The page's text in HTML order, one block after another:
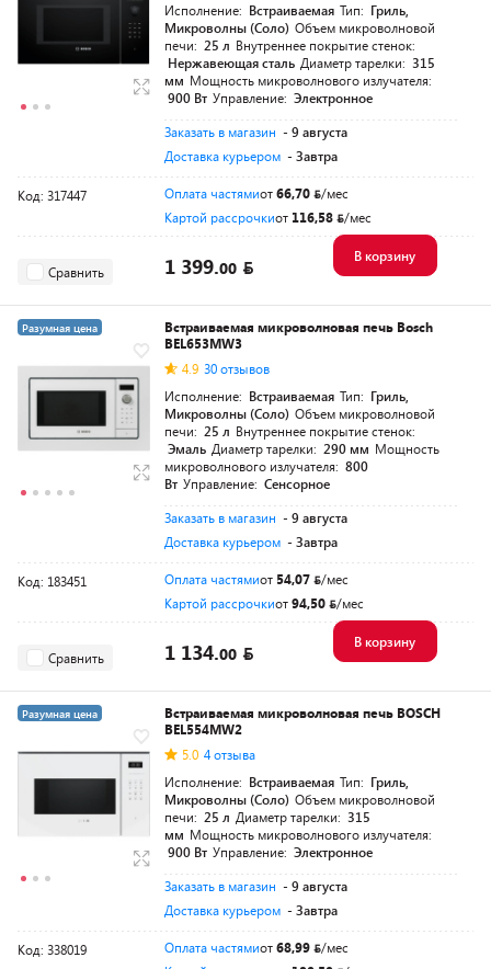
Исполнение: Встраиваемая Тип: Гриль,
Микроволны (Соло) Объем микроволновой
печи: 25 л Внутреннее покрытие стенок:
Нержавеющая сталь Диаметр тарелки: 315
мм Мощность микроволнового излучателя:
900 Вт Управление: Электронное
Заказать в магазин - 9 августа
Доставка курьером - Завтра
Код: 317447 Оплата частямиот66,70
/мес
Картой рассрочкиот 116,58 /мес
Сравнить 1 399.00
В корзину
Разумная цена
Встраиваемая микроволновая печь Bosch
BEL653MW3
4.9 30 отзывов
Исполнение: Встраиваемая Тип: Гриль,
Микроволны (Соло) Объем микроволновой
печи: 25 л Внутреннее покрытие стенок:
Эмаль Диаметр тарелки: 290 мм Мощность
микроволнового излучателя: 800
Вт Управление: Сенсорное
Заказать в магазин - 9 августа
Доставка курьером - Завтра
Код: 183451 Оплата частямиот 54,07
/мес
Картой рассрочкиот94,50 /мес
Сравнить 1 134.00
В корзину
Разумная цена
Встраиваемая микроволновая печь BOSCH
BEL554MW2
5.0 4 отзыва
Исполнение: Встраиваемая Тип: Гриль,
Микроволны (Соло) Объем микроволновой
печи: 25 л Диаметр тарелки: 315
мм Мощность микроволнового излучателя:
900 Вт Управление: Электронное
Заказать в магазин - 9 августа
Доставка курьером - Завтра
Код: 338019 Оплата частямиот68,99
/мес